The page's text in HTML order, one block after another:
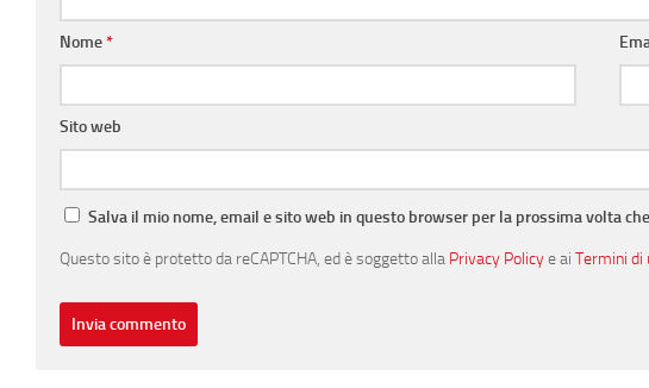
Nome*
Sito web
Salva il mio nome, email e sito web in questo browser per la prossima volta
Questo sito è protetto da reCAPTCHA, ed è soggetto alla Privacy Policye ai Termini di